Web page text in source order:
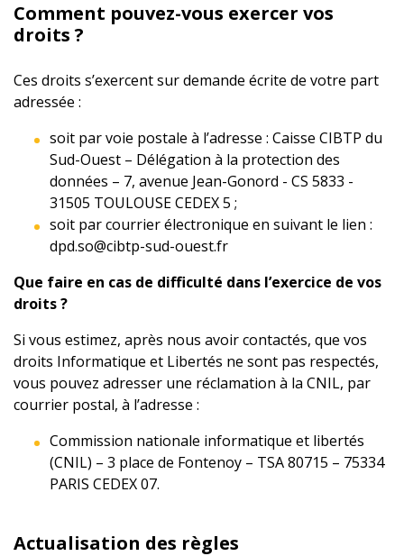
Comment pouvez-vous exercer vos
droits ?
Ces droits s’exercent sur demande écrite de votre part
adressée :
soit par voie postale à l’adresse : Caisse CIBTP du
Sud-Ouest – Délégation à la protection des
données – 7, avenue Jean-Gonord - CS 5833 -
31505 TOULOUSE CEDEX 5 ;
soit par courrier électronique en suivant le lien :
dpd.so@cibtp-sud-ouest.fr
Que faire en cas de difficulté dans l’exercice de vos
droits ?
Si vous estimez, après nous avoir contactés, que vos
droits Informatique et Libertés ne sont pas respectés,
vous pouvez adresser une réclamation à la CNIL, par
courrier postal, à l’adresse :
Commission nationale informatique et libertés
(CNIL) – 3 place de Fontenoy – TSA 80715 – 75334
PARIS CEDEX 07.
Actualisation des règles